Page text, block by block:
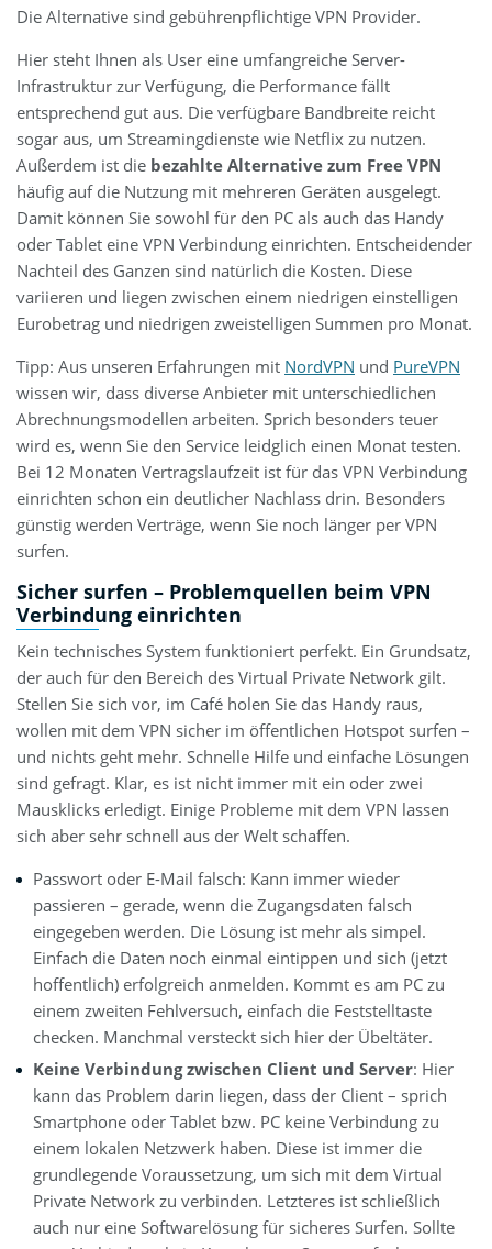
Die Alternative sind gebührenpflichtige VPN Provider.
Hier steht Ihnen als User eine umfangreiche Server-
Infrastruktur zur Verfügung, die Performance fällt
entsprechend gut aus. Die verfügbare Bandbreite reicht
sogar aus, um Streamingdienste wie Netflix zu nutzen.
Außerdem ist die bezahlte Alternative zum Free VPN
häufig auf die Nutzung mit mehreren Geräten ausgelegt.
Damit können Sie sowohl für den PC als auch das Handy
oder Tablet eine VPN Verbindung einrichten. Entscheidender
Nachteil des Ganzen sind natürlich die Kosten. Diese
variieren und liegen zwischen einem niedrigen einstelligen
Eurobetrag und niedrigen zweistelligen Summen pro Monat.
Tipp: Aus unseren Erfahrungen mit NordVPN und PureVPN
wissen wir, dass diverse Anbieter mit unterschiedlichen
Abrechnungsmodellen arbeiten. Sprich besonders teuer
wird es, wenn Sie den Service leidglich einen Monat testen.
Bei 12 Monaten Vertragslaufzeit ist für das VPN Verbindung
einrichten schon ein deutlicher Nachlass drin. Besonders
günstig werden Verträge, wenn Sie noch länger per VPN
surfen.
Sicher surfen – Problemquellen beim VPN
Verbindung einrichten
Kein technisches System funktioniert perfekt. Ein Grundsatz,
der auch für den Bereich des Virtual Private Network gilt.
Stellen Sie sich vor, im Café holen Sie das Handy raus,
wollen mit dem VPN sicher im öffentlichen Hotspot surfen –
und nichts geht mehr. Schnelle Hilfe und einfache Lösungen
sind gefragt. Klar, es ist nicht immer mit ein oder zwei
Mausklicks erledigt. Einige Probleme mit dem VPN lassen
sich aber sehr schnell aus der Welt schaffen.
Passwort oder E-Mail falsch: Kann immer wieder
passieren – gerade, wenn die Zugangsdaten falsch
eingegeben werden. Die Lösung ist mehr als simpel.
Einfach die Daten noch einmal eintippen und sich (jetzt
hoffentlich) erfolgreich anmelden. Kommt es am PC zu
einem zweiten Fehlversuch, einfach die Feststelltaste
checken. Manchmal versteckt sich hier der Übeltäter.
Keine Verbindung zwischen Client und Server: Hier
kann das Problem darin liegen, dass der Client – sprich
Smartphone oder Tablet bzw. PC keine Verbindung zu
einem lokalen Netzwerk haben. Diese ist immer die
grundlegende Voraussetzung, um sich mit dem Virtual
Private Network zu verbinden. Letzteres ist schließlich
auch nur eine Softwarelösung für sicheres Surfen. Sollte